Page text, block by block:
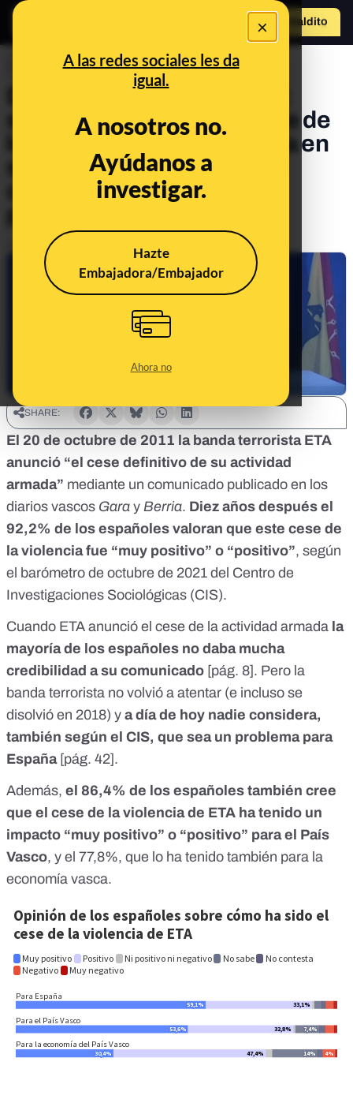
×
A las redes sociales les da
igual.
A nosotros no.
Ayúdanos a
investigar.
Hazte
Embajadora/Embajador
Ahora no
Hazte Maldito
CONTROL DEL PODER
Diez años del cese de ETA:
según el CIS, la mayor parte de
los españoles no se lo creía en
su momento y ahora nadie
considera a la banda un
Publicado el
SHARE:
El 20 de octubre de 2011 la banda terrorista ETA
anunció “el cese definitivo de su actividad
armada” mediante un comunicado publicado en los
diarios vascos Gara y Berria. Diez años después el
92,2% de los españoles valoran que este cese de
la violencia fue “muy positivo” o “positivo”, según
el barómetro de octubre de 2021 del Centro de
Investigaciones Sociológicas (CIS).
Cuando ETA anunció el cese de la actividad armada la
mayoría de los españoles no daba mucha
credibilidad a su comunicado [pág. 8]. Pero la
banda terrorista no volvió a atentar (e incluso se
disolvió en 2018) y a día de hoy nadie considera,
también según el CIS, que sea un problema para
España[pág. 42].
Además, el 86,4% de los españoles también cree
que el cese de la violencia de ETA ha tenido un
impacto “muy positivo” o “positivo” para el País
Vasco, y el 77,8%, que lo ha tenido también para la
economía vasca.